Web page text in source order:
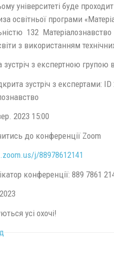
університеті буде
освітньої програми
132
з використанням
зустріч з експертною групою
зустріч з експертами:
2023 15:00
до конференції Zoom
j/88978612141
конференції: 889 7861
усі охочі!